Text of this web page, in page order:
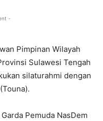
-
Pimpinan Wilayah
Sulawesi Tengah
silaturahmi dengan
Pemuda NasDem